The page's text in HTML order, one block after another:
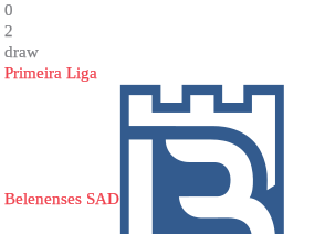
0
2
draw
Primeira Liga
Belenenses SAD